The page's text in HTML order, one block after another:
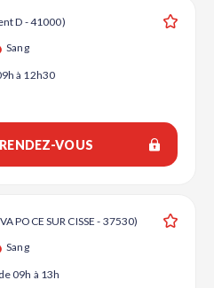
D - 41000)
Sang
à 12h30
VOUS
POCE SUR CISSE - 37530)
Sang
09h à 13h